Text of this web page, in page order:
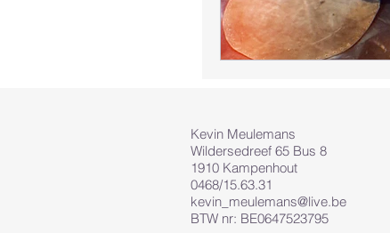
Kevin Meulemans
Wildersedreef 65 Bus 8
1910 Kampenhout
0468/15.63.31
kevin_meulemans@live.be
BTW nr: BE0647523795